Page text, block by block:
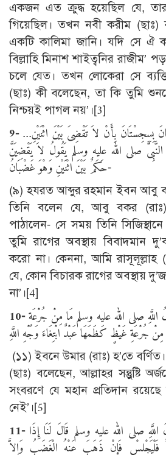
একজন এত ক্রুদ্ধ হয়েছিল যে,
গিয়েছিল। তখন নবী করীম
একটি কালিমা জানি। যদি সে ঐ
বিল্লাহি মিনাশ শাইত্বনির রাজীম’
চলে যেত। তখন লোকেরা সে
(ছাঃ) কী বলেছেন, তা কি তুমি
নিশ্চয়ই পাগল নয়’।[3]
9- ...كَتَبَ أَبُو بَكْرَةَ إِلَى ابْنِهِ وَكَانَ بِسِجِسْتَانَ بِأَنْ لاَ تَقْضِىَ بَيْنَ اثْنَيْنِ
صلى الله عليه وسلم يَقُولُ لاَ يَقْضِيَنَّ
حَكَمٌ بَيْنَ اثْنَيْنِ وَهْوَ غَضْبَانُ-
(৯) হযরত আব্দুর রহমান ইবন আবু
তিনি বলেন যে, আবু বকর
পাঠালেন- সে সময় তিনি
তুমি রাগের অবস্থায় বিবাদমান
করো না। কেননা, আমি রাসূলূল্লাহ
যে, কোন বিচারক রাগের অবস্থায়
না’।[4]
10- صلى الله عليه وسلم مَا مِنْ جُرْعَةٍ
(১১) ইবনে উমার (রাঃ) হ’তে
(ছাঃ) বলেছেন, আল্লাহর সন্তুুষ্টি
সংবরণে যে মহান প্রতিদান
নেই’।[5]
11-عَنْ أَبِى ذَرٍّ قَالَ إِنَّ رَسُولَ اللَّهِ صلى الله عليه وسلم قَالَ لَنَا إِذَا
فَإِنْ ذَهَبَ عَنْهُ الْغَضَبُ وَإِلاَّ